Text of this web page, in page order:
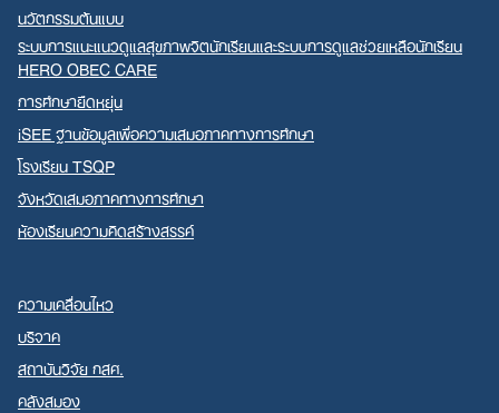
นวัตกรรมต้นแบบ
ระบบการแนะแนวดูแลสุขภาพจิตนักเรียนและระบบการดูแลช่วยเหลือนักเรียน
HERO OBEC CARE
การศึกษายืดหยุ่น
iSEE ฐานข้อมูลเพื่อความเสมอภาคทางการศึกษา
โรงเรียน TSQP
จังหวัดเสมอภาคทางการศึกษา
ห้องเรียนความคิดสร้างสรรค์
ความเคลื่อนไหว
บริจาค
สถาบันวิจัย กสศ.
คลังสมอง